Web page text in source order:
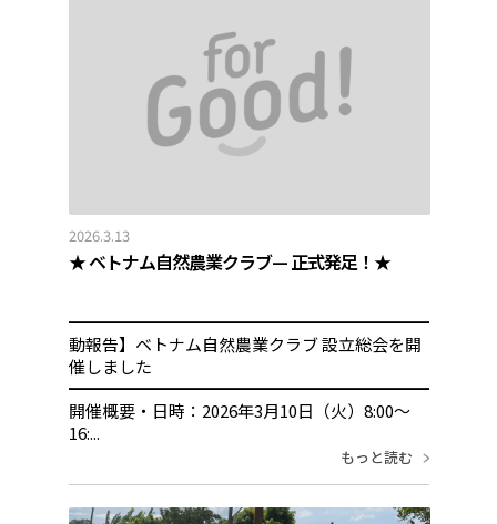
2026.3.13
★ ベトナム自然農業クラブ— 正式発足！★
動報告】ベトナム自然農業クラブ 設立総会を開
催しました
開催概要・日時：2026年3月10日（火）8:00〜
16:...
もっと読む